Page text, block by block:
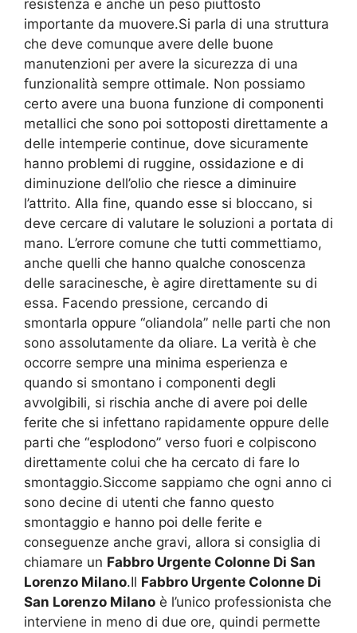
resistenza e anche un peso piuttosto
importante da muovere.Si parla di una struttura
che deve comunque avere delle buone
manutenzioni per avere la sicurezza di una
funzionalità sempre ottimale. Non possiamo
certo avere una buona funzione di componenti
metallici che sono poi sottoposti direttamente a
delle intemperie continue, dove sicuramente
hanno problemi di ruggine, ossidazione e di
diminuzione dell’olio che riesce a diminuire
l’attrito. Alla fine, quando esse si bloccano, si
deve cercare di valutare le soluzioni a portata di
mano. L’errore comune che tutti commettiamo,
anche quelli che hanno qualche conoscenza
delle saracinesche, è agire direttamente su di
essa. Facendo pressione, cercando di
smontarla oppure “oliandola” nelle parti che non
sono assolutamente da oliare. La verità è che
occorre sempre una minima esperienza e
quando si smontano i componenti degli
avvolgibili, si rischia anche di avere poi delle
ferite che si infettano rapidamente oppure delle
parti che “esplodono” verso fuori e colpiscono
direttamente colui che ha cercato di fare lo
smontaggio.Siccome sappiamo che ogni anno ci
sono decine di utenti che fanno questo
smontaggio e hanno poi delle ferite e
conseguenze anche gravi, allora si consiglia di
chiamare un Fabbro Urgente Colonne Di San
Lorenzo Milano.Il Fabbro Urgente Colonne Di
San Lorenzo Milano è l’unico professionista che
interviene in meno di due ore, quindi permette